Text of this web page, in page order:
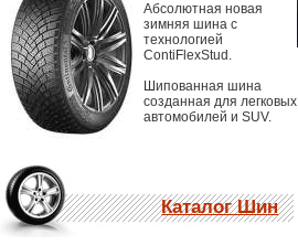
Абсолютная новая
зимняя шина с
технологией
ContiFlexStud.
Шипованная шина
созданная для легковых
автомобилей и SUV.
Каталог Шин